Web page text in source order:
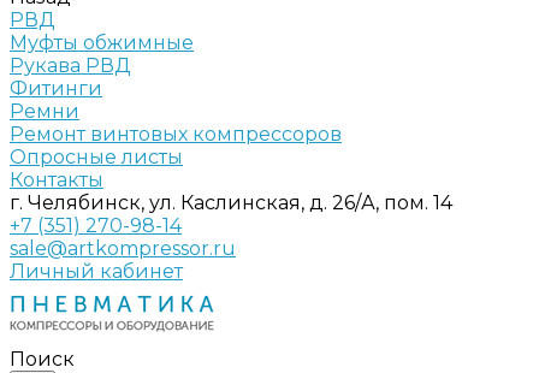
РВД
Муфты обжимные
Рукава РВД
Фитинги
Ремни
Ремонт винтовых компрессоров
Опросные листы
Контакты
г. Челябинск, ул. Каслинская, д. 26/А, пом. 14
+7 (351) 270-98-14
sale@artkompressor.ru
Личный кабинет
Поиск